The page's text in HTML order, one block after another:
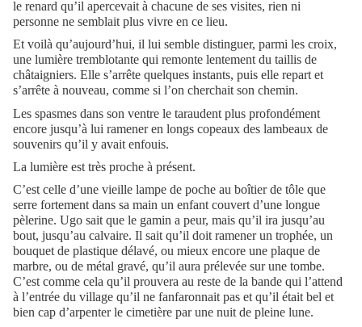
le renard qu’il apercevait à chacune de ses visites, rien ni
personne ne semblait plus vivre en ce lieu.
Et voilà qu’aujourd’hui, il lui semble distinguer, parmi les croix,
une lumière tremblotante qui remonte lentement du taillis de
châtaigniers. Elle s’arrête quelques instants, puis elle repart et
s’arrête à nouveau, comme si l’on cherchait son chemin.
Les spasmes dans son ventre le taraudent plus profondément
encore jusqu’à lui ramener en longs copeaux des lambeaux de
souvenirs qu’il y avait enfouis.
La lumière est très proche à présent.
C’est celle d’une vieille lampe de poche au boîtier de tôle que
serre fortement dans sa main un enfant couvert d’une longue
pèlerine. Ugo sait que le gamin a peur, mais qu’il ira jusqu’au
bout, jusqu’au calvaire. Il sait qu’il doit ramener un trophée, un
bouquet de plastique délavé, ou mieux encore une plaque de
marbre, ou de métal gravé, qu’il aura prélevée sur une tombe.
C’est comme cela qu’il prouvera au reste de la bande qui l’attend
à l’entrée du village qu’il ne fanfaronnait pas et qu’il était bel et
bien cap d’arpenter le cimetière par une nuit de pleine lune.